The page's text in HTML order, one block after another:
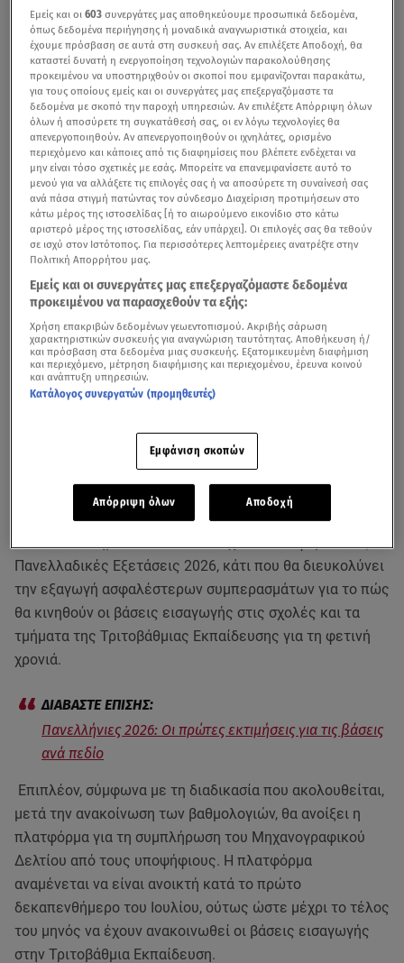
βαθμολογίες των μαθημάτων Γενικής Παιδείας και
Προσανατολισμού των φετινώνΠανελλαδικών
Εξετάσεων 2026.
Οι βαθμολογίες θα συνοδεύονται κατά πάσα πιθανότητα
και από επίσημα στατιστικά στοιχεία που αφορούν τις
Πανελλαδικές Εξετάσεις 2026, κάτι που θα διευκολύνει
την εξαγωγή ασφαλέστερων συμπερασμάτων για το πώς
θα κινηθούν οι βάσεις εισαγωγής στις σχολές και τα
τμήματα της Τριτοβάθμιας Εκπαίδευσης για τη φετινή
χρονιά.
Πανελλήνιες 2026: Οι πρώτες εκτιμήσεις για τις βάσεις
ανά πεδίο
Επιπλέον, σύμφωνα με τη διαδικασία που ακολουθείται,
μετά την ανακοίνωση των βαθμολογιών, θα ανοίξει η
πλατφόρμα για τη συμπλήρωση του Μηχανογραφικού
Δελτίου από τους υποψήφιους. Η πλατφόρμα
αναμένεται να είναι ανοικτή κατά το πρώτο
δεκαπενθήμερο του Ιουλίου, ούτως ώστε μέχρι το τέλος
του μηνός να έχουν ανακοινωθεί οι βάσεις εισαγωγής
στην Τριτοβάθμια Εκπαίδευση.
Εμείς και οι603 συνεργάτες μας αποθηκεύουμε προσωπικά δεδομένα,
όπως δεδομένα περιήγησης ή μοναδικά αναγνωριστικά στοιχεία, και
έχουμε πρόσβαση σε αυτά στη συσκευή σας. Αν επιλέξετε Αποδοχή, θα
καταστεί δυνατή η ενεργοποίηση τεχνολογιών παρακολούθησης
προκειμένου να υποστηριχθούν οι σκοποί που εμφανίζονται παρακάτω,
για τους οποίους εμείς και οι συνεργάτες μας επεξεργαζόμαστε τα
δεδομένα με σκοπό την παροχή υπηρεσιών. Αν επιλέξετε Απόρριψη όλων
όλων ή αποσύρετε τη συγκατάθεσή σας, οι εν λόγω τεχνολογίες θα
απενεργοποιηθούν. Αν απενεργοποιηθούν οι ιχνηλάτες, ορισμένο
περιεχόμενο και κάποιες από τις διαφημίσεις που βλέπετε ενδέχεται να
μην είναι τόσο σχετικές με εσάς. Μπορείτε να επανεμφανίσετε αυτό το
μενού για να αλλάξετε τις επιλογές σας ή να αποσύρετε τη συναίνεσή σας
ανά πάσα στιγμή πατώντας τον σύνδεσμο Διαχείριση προτιμήσεων στο
κάτω μέρος της ιστοσελίδας [ή το αιωρούμενο εικονίδιο στο κάτω
αριστερό μέρος της ιστοσελίδας, εάν υπάρχει]. Οι επιλογές σας θα τεθούν
σε ισχύ στον Ιστότοπος. Για περισσότερες λεπτομέρειες ανατρέξτε στην
Πολιτική Απορρήτου μας.
Εμείς και οι συνεργάτες μας επεξεργαζόμαστε δεδομένα
προκειμένου να παρασχεθούν τα εξής:
Χρήση επακριβών δεδομένων γεωεντοπισμού. Ακριβής σάρωση
χαρακτηριστικών συσκευής για αναγνώριση ταυτότητας. Αποθήκευση ή/
και πρόσβαση στα δεδομένα μιας συσκευής. Εξατομικευμένη διαφήμιση
και περιεχόμενο, μέτρηση διαφήμισης και περιεχομένου, έρευνα κοινού
και ανάπτυξη υπηρεσιών.
Κατάλογος συνεργατών (προμηθευτές)
Εμφάνιση σκοπών
Απόρριψη όλων Αποδοχή